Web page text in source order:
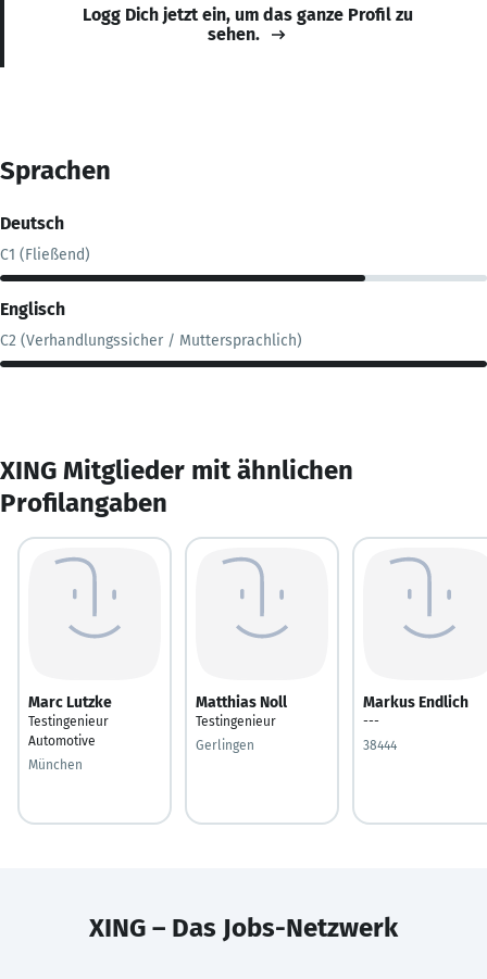
Logg Dich jetzt ein, um das ganze Profil zu
sehen.
Sprachen
Deutsch
C1 (Fließend)
Englisch
C2 (Verhandlungssicher / Muttersprachlich)
XING Mitglieder mit ähnlichen
Profilangaben
Marc Lutzke
Testingenieur
Automotive
München
Matthias Noll
Testingenieur
Gerlingen
Markus Endlich
---
38444
XING – Das Jobs-Netzwerk